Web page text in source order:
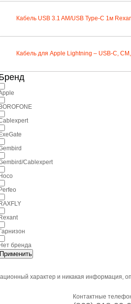
Кабель USB 3.1 AM/USB Type-C 1м
Кабель для Apple Lightning – USB-C,
BOROFONE
ExeGate
Cablexpert
Hoco
Perfeo
RAXFLY
Rexant
Гарнизон
Нет бренда
Применить
характер и никакая информация,
Контактные